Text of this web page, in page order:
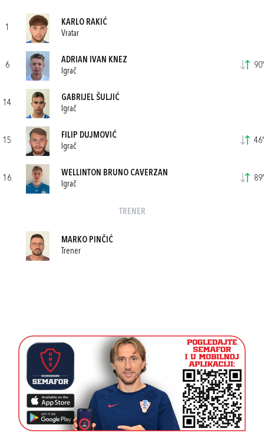
1
KARLO RAKIĆ
Vratar
6
ADRIAN IVAN KNEZ
Igrač
90'
14
GABRIJEL ŠULJIĆ
Igrač
15
FILIP DUJMOVIĆ
Igrač
46'
16
WELLINTON BRUNO CAVERZAN
Igrač
89'
TRENER
MARKO PINČIĆ
Trener